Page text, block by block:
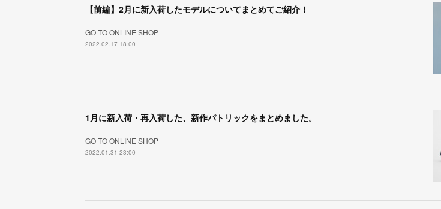
【前編】2月に新入荷したモデルについてまとめてご紹介！
GO TO ONLINE SHOP
2022.02.17 18:00
1月に新入荷・再入荷した、新作パトリックをまとめました。
GO TO ONLINE SHOP
2022.01.31 23:00